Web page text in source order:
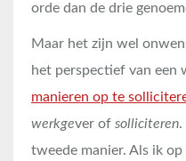
orde dan de drie
Maar het zijn wel
het perspectief van een
manieren op te
werkgever of solliciteren.
tweede manier. Als ik op